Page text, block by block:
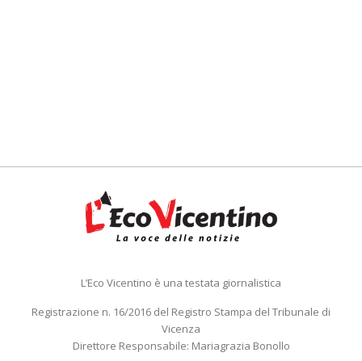
L’Eco Vicentino è una testata giornalistica
Registrazione n. 16/2016 del Registro Stampa del Tribunale di
Vicenza
Direttore Responsabile: Mariagrazia Bonollo